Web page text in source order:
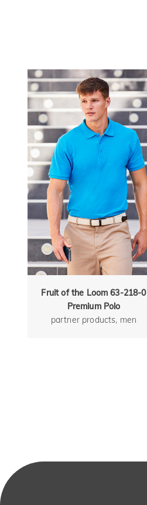
Fruit of the Loom 63-218-0
Premium Polo
partner products, men